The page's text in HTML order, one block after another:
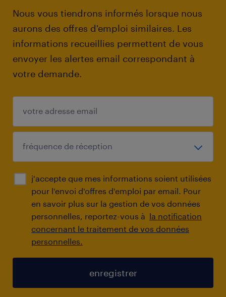
Nous vous tiendrons informés lorsque nous
aurons des offres d'emploi similaires. Les
informations recueillies permettent de vous
envoyer les alertes email correspondant à
votre demande.
j'accepte que mes informations soient utilisées
pour l'envoi d'offres d'emploi par email. Pour
en savoir plus sur la gestion de vos données
personnelles, reportez-vous à la notification
concernant le traitement de vos données
personnelles.
enregistrer